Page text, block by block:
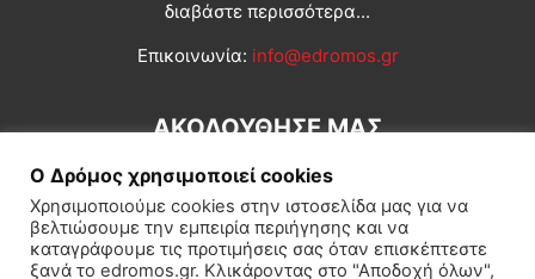
διαβάστε περισσότερα...
Επικοινωνία: info@edromos.gr
ΑΚΟΛΟΥΘΗΣΕ ΜΑΣ
Ο Δρόμος χρησιμοποιεί cookies
Χρησιμοποιούμε cookies στην ιστοσελίδα μας για να
βελτιώσουμε την εμπειρία περιήγησης και να
καταγράφουμε τις προτιμήσεις σας όταν επισκέπτεστε
ξανά το edromos.gr. Κλικάροντας στο "Αποδοχή όλων",